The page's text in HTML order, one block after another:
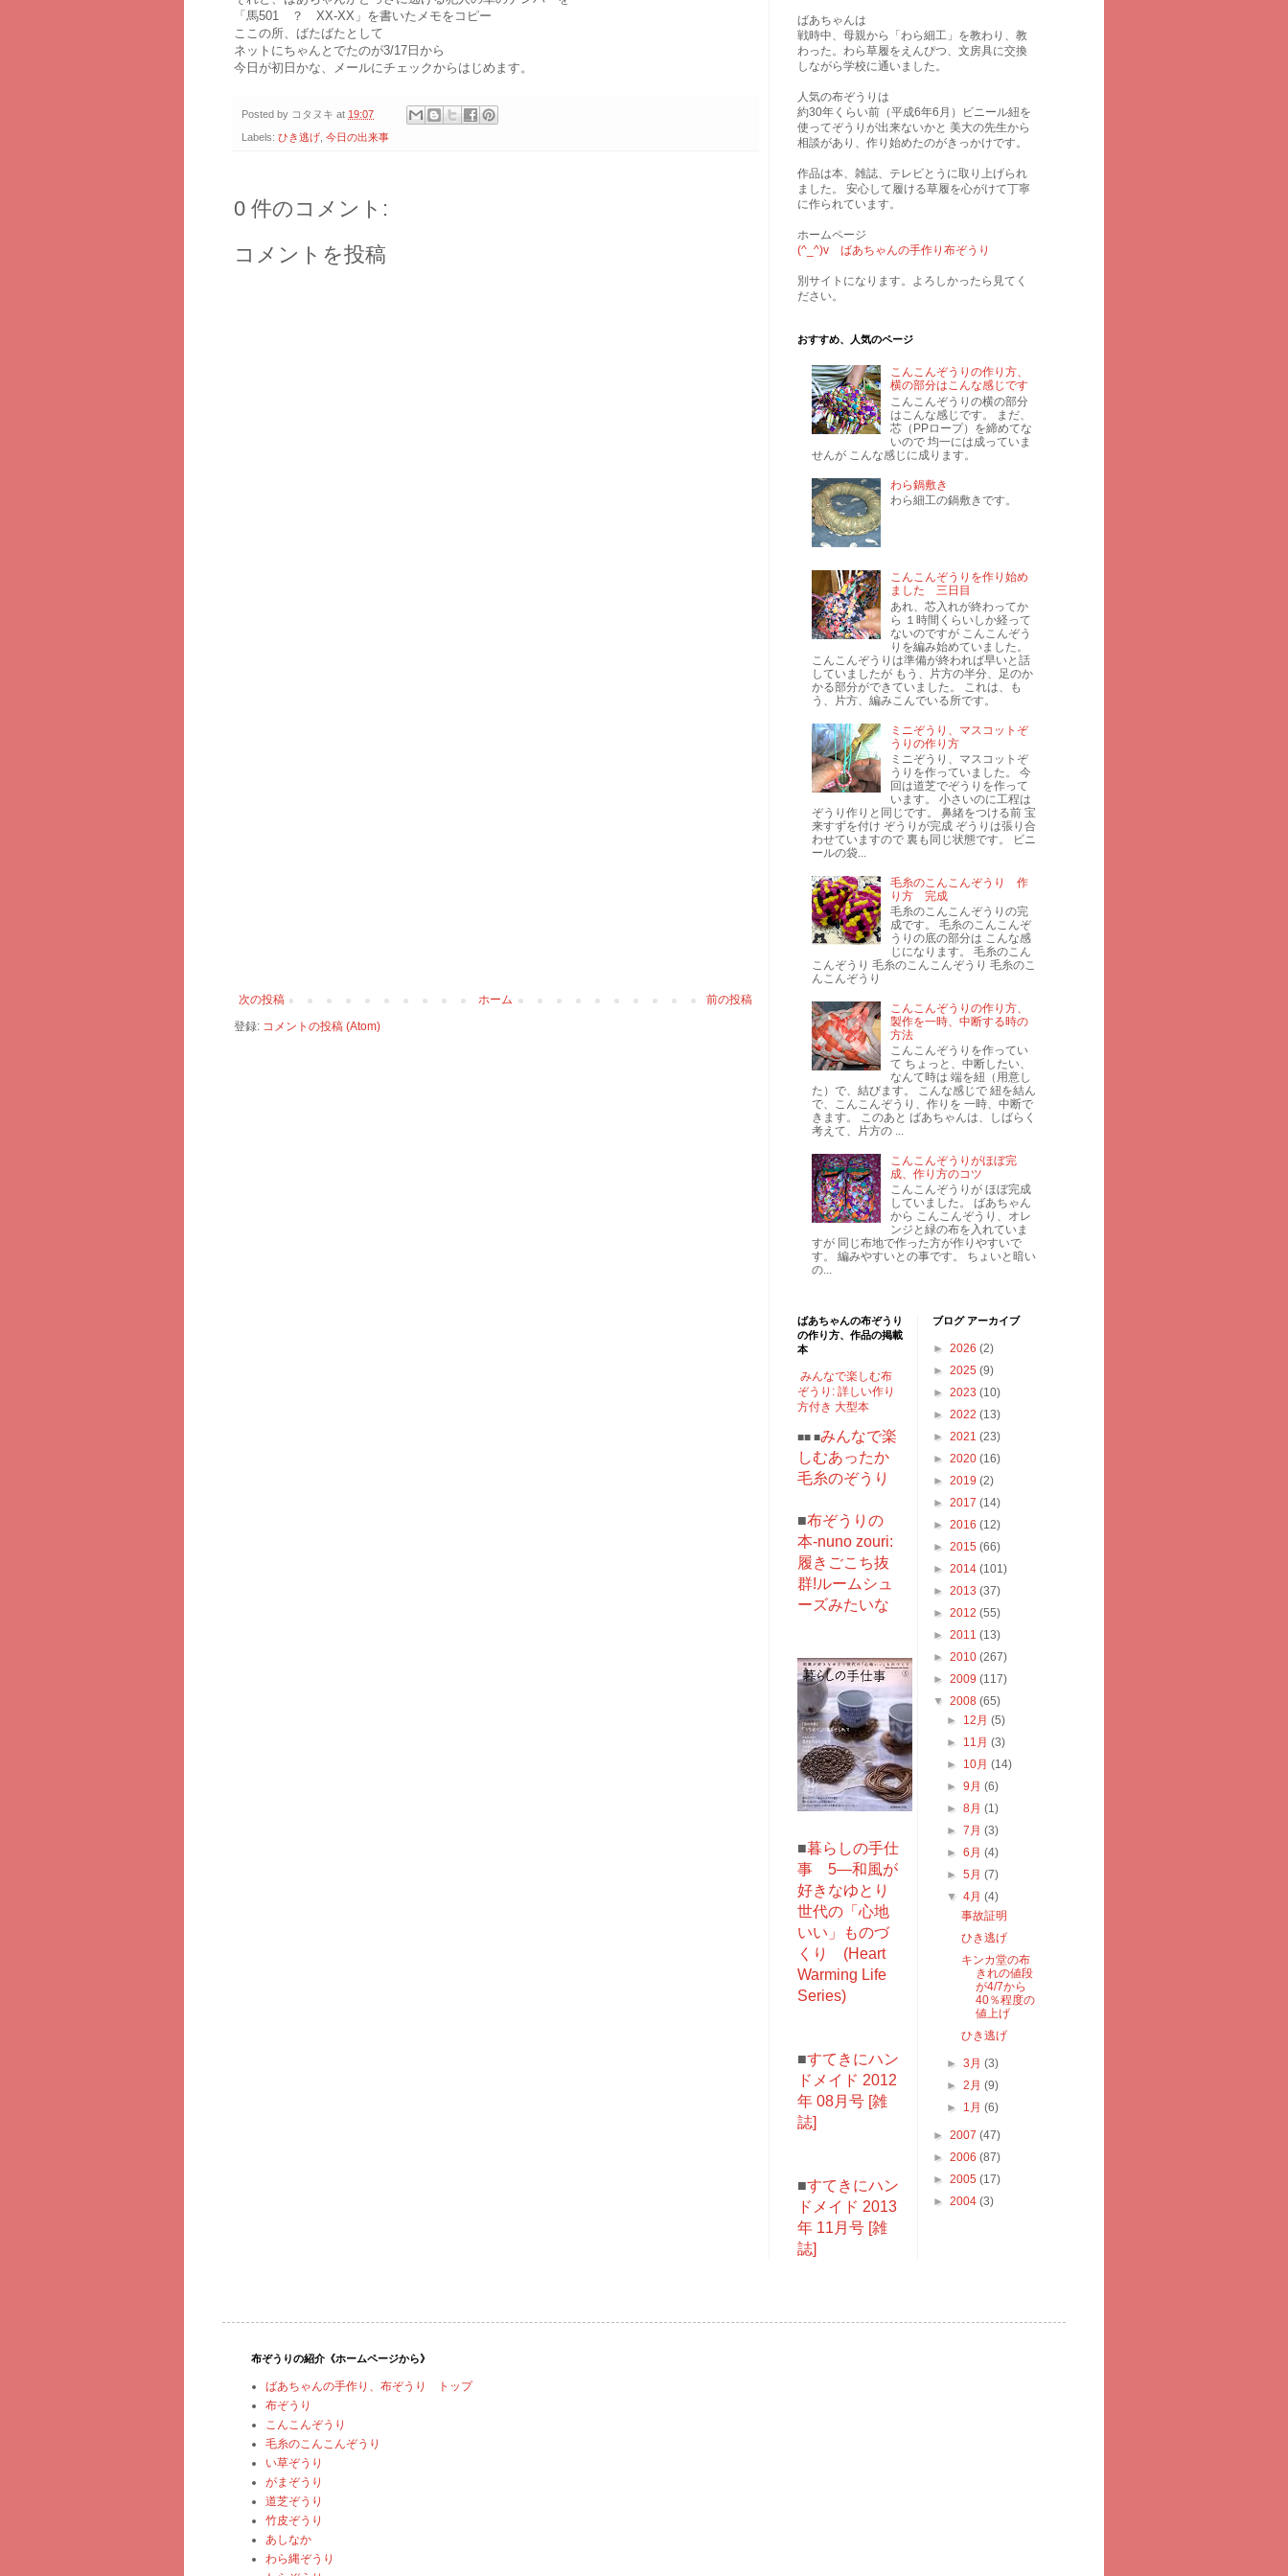
「馬501 ？ XX-XX」を書いたメモをコピー
ここの所、ばたばたとして
ネットにちゃんとでたのが3/17日から
今日が初日かな、メールにチェックからはじめます。
Posted by コタヌキ at 19:07
Labels: ひき逃げ 今日の出来事
0 件のコメント:
コメントを投稿
次の投稿 前の投稿
ホーム
登録: コメントの投稿 (Atom)
ばあちゃんは
戦時中、母親から「わら細工」を教わり、教
わった。わら草履をえんぴつ、文房具に交換
しながら学校に通いました。
人気の布ぞうりは
約30年くらい前（平成6年6月）ビニール紐を
使ってぞうりが出来ないかと 美大の先生から
相談があり、作り始めたのがきっかけです。
作品は本、雑誌、テレビとうに取り上げられ
ました。 安心して履ける草履を心がけて丁寧
に作られています。
ホームページ
(^_^)v ばあちゃんの手作り布ぞうり
別サイトになります。よろしかったら見てく
ださい。
おすすめ、人気のページ
こんこんぞうりの作り方、
横の部分はこんな感じです
こんこんぞうりの横の部分
はこんな感じです。 まだ、
芯（PPロープ）を締めてな
いので 均一には成っていま
せんが こんな感じに成ります。
わら鍋敷き
わら細工の鍋敷きです。
こんこんぞうりを作り始め
ました 三日目
あれ、芯入れが終わってか
ら １時間くらいしか経って
ないのですが こんこんぞう
りを編み始めていました。
こんこんぞうりは準備が終われば早いと話
していましたが もう、片方の半分、足のか
かる部分ができていました。 これは、も
う、片方、編みこんでいる所です。
ミニぞうり、マスコットぞ
うりの作り方
ミニぞうり、マスコットぞ
うりを作っていました。 今
回は道芝でぞうりを作って
います。 小さいのに工程は
ぞうり作りと同じです。 鼻緒をつける前 宝
来すずを付け ぞうりが完成 ぞうりは張り合
わせていますので 裏も同じ状態です。 ビニ
ールの袋...
毛糸のこんこんぞうり 作
り方 完成
毛糸のこんこんぞうりの完
成です。 毛糸のこんこんぞ
うりの底の部分は こんな感
じになります。 毛糸のこん
こんぞうり 毛糸のこんこんぞうり 毛糸のこ
んこんぞうり
こんこんぞうりの作り方、
製作を一時、中断する時の
方法
こんこんぞうりを作ってい
て ちょっと、中断したい、
なんて時は 端を紐（用意し
た）で、結びます。 こんな感じで 紐を結ん
で、こんこんぞうり、作りを 一時、中断で
きます。 このあと ばあちゃんは、しばらく
考えて、片方の ...
こんこんぞうりがほぼ完
成、作り方のコツ
こんこんぞうりが ほぼ完成
していました。 ばあちゃん
から こんこんぞうり、オレ
ンジと緑の布を入れていま
すが 同じ布地で作った方が作りやすいで
す。 編みやすいとの事です。 ちょいと暗い
の...
ばあちゃんの布ぞうり
の作り方、作品の掲載
本
みんなで楽しむ布
ぞうり: 詳しい作り
方付き 大型本
■■ ■みんなで楽
しむあったか
毛糸のぞうり
■布ぞうりの
本-nuno zouri:
履きごこち抜
群!ルームシュ
ーズみたいな
■暮らしの手仕
事 5―和風が
好きなゆとり
世代の「心地
いい」ものづ
くり (Heart
Warming Life
Series)
■すてきにハン
ドメイド 2012
年 08月号 [雑
誌]
■すてきにハン
ドメイド 2013
年 11月号 [雑
誌]
ブログ アーカイブ
► 2026 (2)
► 2025 (9)
► 2023 (10)
► 2022 (13)
► 2021 (23)
► 2020 (16)
► 2019 (2)
► 2017 (14)
► 2016 (12)
► 2015 (66)
► 2014 (101)
► 2013 (37)
► 2012 (55)
► 2011 (13)
► 2010 (267)
► 2009 (117)
▼ 2008 (65)
► 12月(5)
► 11月(3)
► 10月(14)
►9月(6)
►8月(1)
►7月(3)
►6月(4)
►5月(7)
▼4月(4)
事故証明
ひき逃げ
キンカ堂の布
きれの値段
が4/7から
40％程度の
値上げ
ひき逃げ
►3月(3)
►2月(9)
► 1月(6)
► 2007 (47)
► 2006 (87)
► 2005 (17)
► 2004 (3)
布ぞうりの紹介《ホームページから》
ばあちゃんの手作り、布ぞうり トップ
布ぞうり
こんこんぞうり
毛糸のこんこんぞうり
い草ぞうり
がまぞうり
道芝ぞうり
竹皮ぞうり
あしなか
わら縄ぞうり